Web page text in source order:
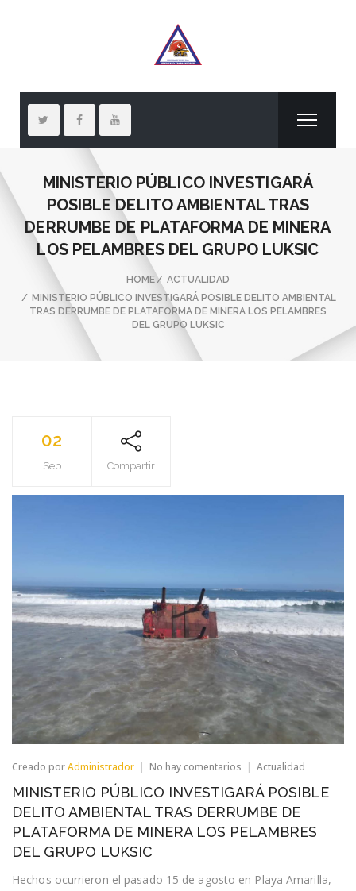
MINISTERIO PÚBLICO INVESTIGARÁ
POSIBLE DELITO AMBIENTAL TRAS
DERRUMBE DE PLATAFORMA DE MINERA
LOS PELAMBRES DEL GRUPO LUKSIC
HOME
ACTUALIDAD
MINISTERIO PÚBLICO INVESTIGARÁ POSIBLE DELITO AMBIENTAL
TRAS DERRUMBE DE PLATAFORMA DE MINERA LOS PELAMBRES
DEL GRUPO LUKSIC
02
Sep Compartir
Creado porAdministrador No hay comentarios en
PÚBLICO
INVESTIGARÁ
POSIBLE
DELITO
DERRUMBE
DE
Actualidad
MINISTERIO PÚBLICO INVESTIGARÁ POSIBLE
DELITO AMBIENTAL TRAS DERRUMBE DE
PLATAFORMA DE MINERA LOS PELAMBRES
DEL GRUPO LUKSIC
Hechos ocurrieron el pasado 15 de agosto en Playa Amarilla,